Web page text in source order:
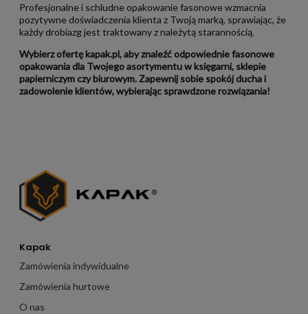
Profesjonalne i schludne opakowanie fasonowe wzmacnia
pozytywne doświadczenia klienta z Twoją marką, sprawiając, że
każdy drobiazg jest traktowany z należytą starannością.
Wybierz ofertę kapak.pl, aby znaleźć odpowiednie fasonowe
opakowania dla Twojego asortymentu w księgarni, sklepie
papierniczym czy biurowym. Zapewnij sobie spokój ducha i
zadowolenie klientów, wybierając sprawdzone rozwiązania!
Kapak
Zamówienia indywidualne
Zamówienia hurtowe
O nas